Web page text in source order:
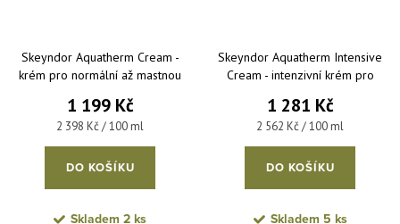
Skeyndor Aquatherm Cream -
krém pro normální až mastnou
1 199 Kč
Měrná cena:
2 398 Kč / 100 ml
DO KOŠÍKU
Skladem 2 ks
Skeyndor Aquatherm Intensive
Cream - intenzivní krém pro
50 ml
1 281 Kč
Měrná cena:
2 562 Kč / 100 ml
DO KOŠÍKU
Skladem 5 ks